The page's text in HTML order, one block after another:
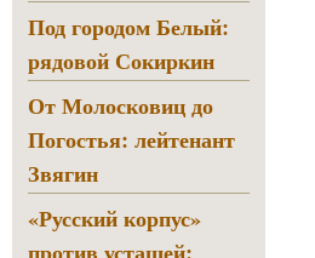
Под городом Белый:
рядовой Сокиркин
От Молосковиц до
Погостья: лейтенант
Звягин
«Русский корпус»